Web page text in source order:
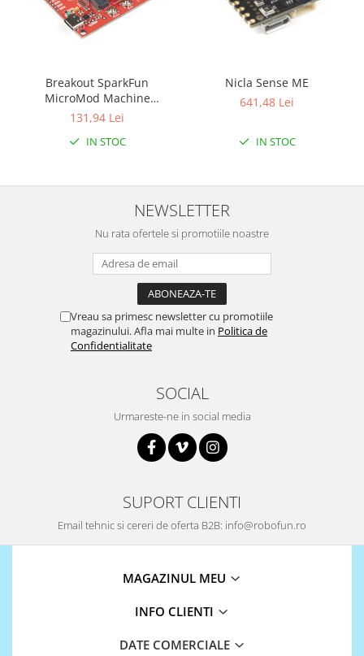
Platforme de dezvoltare
Sunet
Breakout SparkFun
MicroMod Machine
Learning
131,94 Lei
IN STOC
Nicla Sense ME
641,48 Lei
IN STOC
NEWSLETTER
Nu rata ofertele si promotiile noastre
Vreau sa primesc newsletter cu promotiile
magazinului. Afla mai multe in Politica de
Confidentialitate
SOCIAL
Urmareste-ne in social media
SUPORT CLIENTI
Email tehnic si cereri de oferta B2B: info@robofun.ro
MAGAZINUL MEU
INFO CLIENTI
DATE COMERCIALE